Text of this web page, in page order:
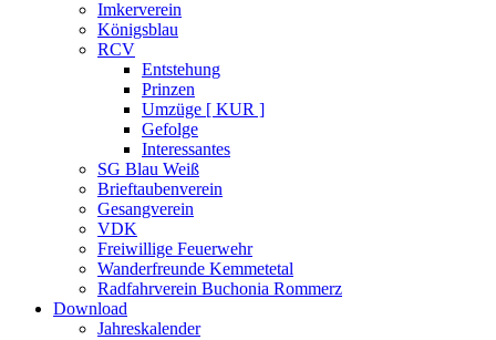
Imkerverein
Königsblau
RCV
Entstehung
Prinzen
Umzüge [ KUR ]
Gefolge
Interessantes
SG Blau Weiß
Brieftaubenverein
Gesangverein
VDK
Freiwillige Feuerwehr
Wanderfreunde Kemmetetal
Radfahrverein Buchonia Rommerz
Download
Jahreskalender